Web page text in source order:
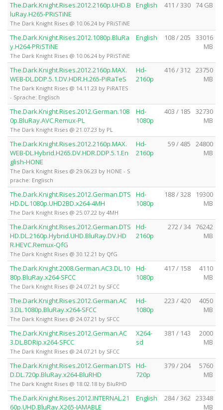
The.Dark.Knight.Rises.2012.2160p.UHD.B
luRay.H265-PRiSTiNE
The Dark Knight Rises @ 10.06.24 by PRiSTiNE
English 411 / 330 74 GB
The.Dark.Knight.Rises.2012.1080p.BluRa
y.H264-PRiSTiNE
The Dark Knight Rises @ 10.06.24 by PRiSTiNE
English 108 / 205
33016
MB
The.Dark.Knight.Rises.2012.2160p.MAX.
WEB-DL.DDP.5.1.DV.HDR.H.265-PiRaTeS
The Dark Knight Rises @ 14.11.23 by PiRATES
- Sprache: Englisch
Hd-
2160p
416 / 312 23750
MB
The.Dark.Knight.Rises.2012.German.108
0p.BluRay.AVC.Remux-PL
The Dark Knight Rises @ 21.07.23 by PL
Hd-
1080p
403 / 185
32730
MB
The.Dark.Knight.Rises.2012.2160p.MAX.
WEB-DL.Hybrid.H265.DV.HDR.DDP.5.1.En
glish-HONE
The Dark Knight Rises @ 29.06.23 by HONE - S
prache: Englisch
Hd-
2160p
59 / 485
24800
MB
The.Dark.Knight.Rises.2012.German.DTS
HD.DL.1080p.UHD2BD.x264-4MH
The Dark Knight Rises @ 25.07.22 by 4MH
Hd-
1080p
188 / 328
19300
MB
The.Dark.Knight.Rises.2012.German.DTS
HD.DL.2160p.Hybrid.UHD.BluRay.DV.HD
R.HEVC.Remux-QfG
The Dark Knight Rises @ 30.12.21 by QfG
Hd-
2160p
272 / 34
76242
MB
The.Dark.Knight.2008.German.AC3.DL.10
80p.BluRay.x264-SFCC
The Dark Knight Rises @ 24.07.21 by SFCC
Hd-
1080p
417 / 158
4110
MB
The.Dark.Knight.Rises.2012.German.AC
3.DL.1080p.BluRay.x264-SFCC
The Dark Knight Rises @ 24.07.21 by SFCC
Hd-
1080p
223 / 420
4050
MB
The.Dark.Knight.Rises.2012.German.AC
3.DL.BDRip.x264-SFCC
The Dark Knight Rises @ 24.07.21 by SFCC
X264-
sd
381 / 143
2000
MB
The.Dark.Knight.Rises.2012.German.DTS
D.DL.720p.BluRay.x264-BluRHD
The Dark Knight Rises @ 18.02.18 by BluRHD
Hd-
720p
379 / 204
5760
MB
The.Dark.Knight.Rises.2012.INTERNAL.21
60p.UHD.BluRay.X265-IAMABLE
English 284 / 362 23348
MB